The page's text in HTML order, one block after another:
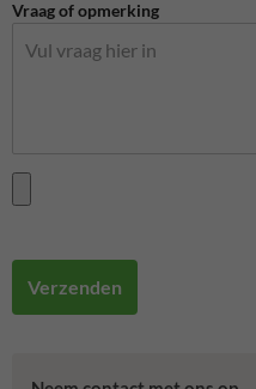
Vraag of opmerking
Verzenden